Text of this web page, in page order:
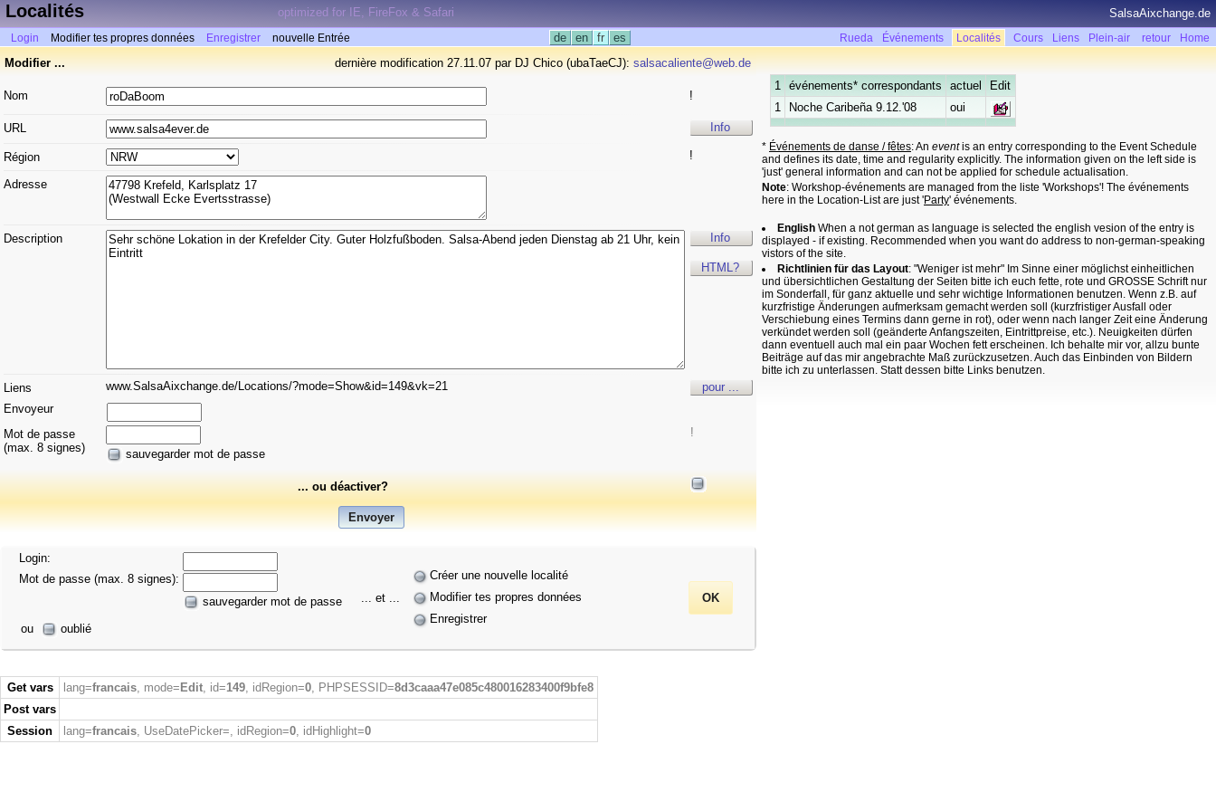
Localités optimized for IE, FireFox & Safari SalsaAixchange.de
Login Modifier tes propres données Enregistrer nouvelle Entrée de en fr es Rueda Événements Localités Cours Liens Plein-air retour Home
Modifier ... dernière modification 27.11.07 par DJ Chico (ubaTaeCJ): salsacaliente@web.de
Nom !
URL Info
Région !
Adresse
Description Info
HTML?
Liens www.SalsaAixchange.de/Locations/?mode=Show&id=149&vk=21
pour ...
Envoyeur
Mot de passe
(max. 8 signes)
sauvegarder mot de passe
!
... ou déactiver?
Login:
Mot de passe (max. 8 signes):
sauvegarder mot de passe
ou
oublié
... et ...
Créer une nouvelle localité
Modifier tes propres données
Enregistrer
1 événements* correspondants actuel
Edit
1
Noche Caribeña 9.12.'08 oui
* Événements de danse / fêtes: An eventis an entry corresponding to the Event Schedule
and defines its date, time and regularity explicitly. The information given on the left side is
'just' general information and can not be applied for schedule actualisation.
Note: Workshop-événements are managed from the liste 'Workshops'! The événements
here in the Location-List are just 'Party' événements.
English When a not german as language is selected the english vesion of the entry is
displayed - if existing. Recommended when you want do address to non-german-speaking
vistors of the site.
Richtlinien für das Layout: "Weniger ist mehr" Im Sinne einer möglichst einheitlichen
und übersichtlichen Gestaltung der Seiten bitte ich euch fette, rote und GROSSE Schrift nur
im Sonderfall, für ganz aktuelle und sehr wichtige Informationen benutzen. Wenn z.B. auf
kurzfristige Änderungen aufmerksam gemacht werden soll (kurzfristiger Ausfall oder
Verschiebung eines Termins dann gerne in rot), oder wenn nach langer Zeit eine Änderung
verkündet werden soll (geänderte Anfangszeiten, Eintrittpreise, etc.). Neuigkeiten dürfen
dann eventuell auch mal ein paar Wochen fett erscheinen. Ich behalte mir vor, allzu bunte
Beiträge auf das mir angebrachte Maß zurückzusetzen. Auch das Einbinden von Bildern
bitte ich zu unterlassen. Statt dessen bitte Links benutzen.
Get vars lang=francais, mode= Edit, id=149, idRegion=0, PHPSESSID=8d3caaa47e085c480016283400f9bfe8
Post vars
Session
lang=francais, UseDatePicker=, idRegion=0, idHighlight=0